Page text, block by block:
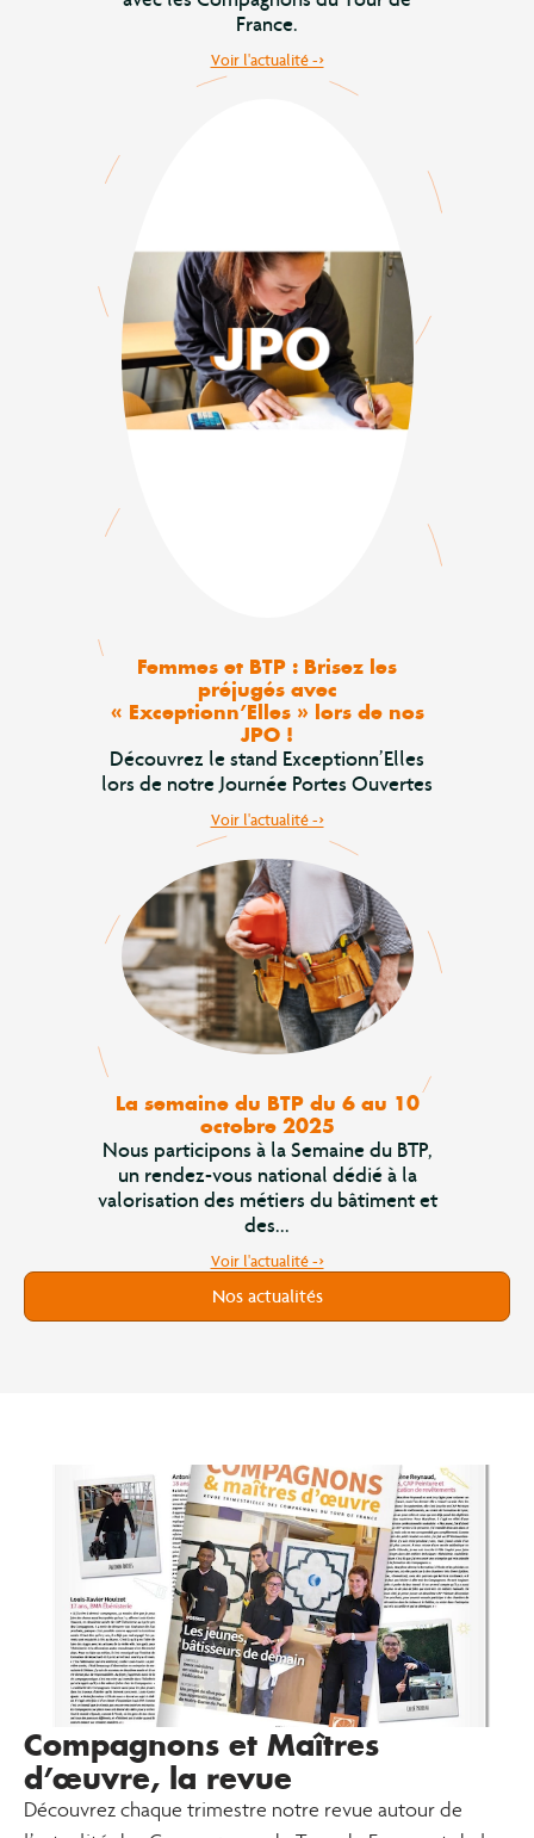
France.
Voir l'actualité ->
Femmes et BTP : Brisez les
préjugés avec
« Exceptionn’Elles » lors de nos
JPO !
Découvrez le stand Exceptionn’Elles
lors de notre Journée Portes Ouvertes
Voir l'actualité ->
La semaine du BTP du 6 au 10
octobre 2025
Nous participons à la Semaine du BTP,
un rendez-vous national dédié à la
valorisation des métiers du bâtiment et
des...
Voir l'actualité ->
Nos actualités
Compagnons et Maîtres
d’œuvre, la revue
Découvrez chaque trimestre notre revue autour de